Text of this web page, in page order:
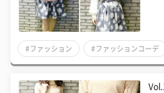
#ファッション #ファッションコーデ